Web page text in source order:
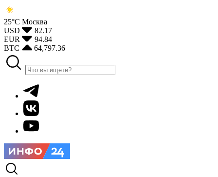
25°С Москва
USD
82.17
EUR
94.84
BTC
64,797.36